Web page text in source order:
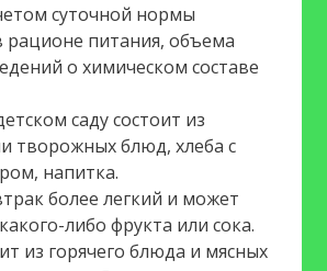
суточной нормы
рационе питания, объема
о химическом составе
саду состоит из
творожных блюд, хлеба с
напитка.
более легкий и может
либо фрукта или сока.
из горячего блюда и мясных